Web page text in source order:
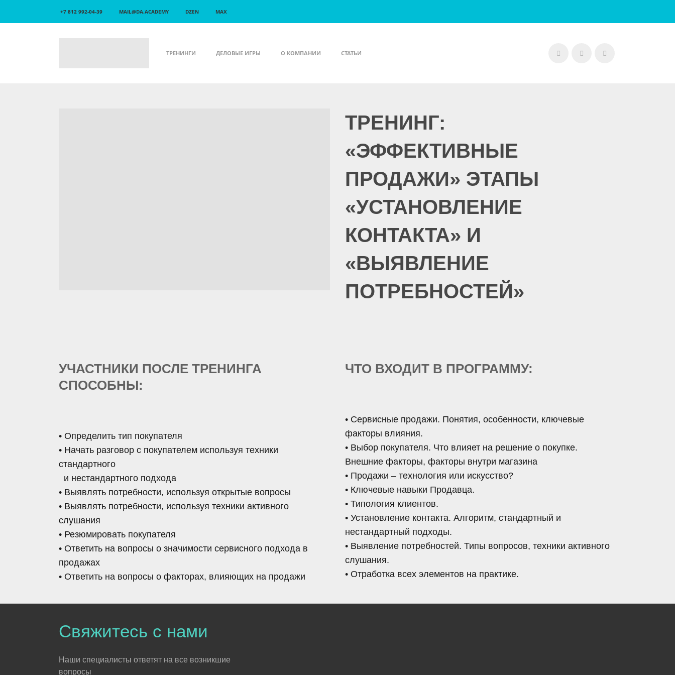
+7 812 992-04-39 MAIL@DA.ACADEMY DZEN MAX
ТРЕНИНГИ ДЕЛОВЫЕ ИГРЫ О КОМПАНИИ СТАТЬИ
ТРЕНИНГ:
«ЭФФЕКТИВНЫЕ
ПРОДАЖИ» ЭТАПЫ
«УСТАНОВЛЕНИЕ
КОНТАКТА» И
«ВЫЯВЛЕНИЕ
ПОТРЕБНОСТЕЙ»
УЧАСТНИКИ ПОСЛЕ ТРЕНИНГА
СПОСОБНЫ:
• Определить тип покупателя
• Начать разговор с покупателем используя техники
стандартного
и нестандартного подхода
• Выявлять потребности, используя открытые вопросы
• Выявлять потребности, используя техники активного
слушания
• Резюмировать покупателя
• Ответить на вопросы о значимости сервисного подхода в
продажах
• Ответить на вопросы о факторах, влияющих на продажи
ЧТО ВХОДИТ В ПРОГРАММУ:
• Сервисные продажи. Понятия, особенности, ключевые
факторы влияния.
• Выбор покупателя. Что влияет на решение о покупке.
Внешние факторы, факторы внутри магазина
• Продажи – технология или искусство?
• Ключевые навыки Продавца.
• Типология клиентов.
• Установление контакта. Алгоритм, стандартный и
нестандартный подходы.
• Выявление потребностей. Типы вопросов, техники активного
слушания.
• Отработка всех элементов на практике.
Свяжитесь с нами
Наши специалисты ответят на все возникшие
вопросы